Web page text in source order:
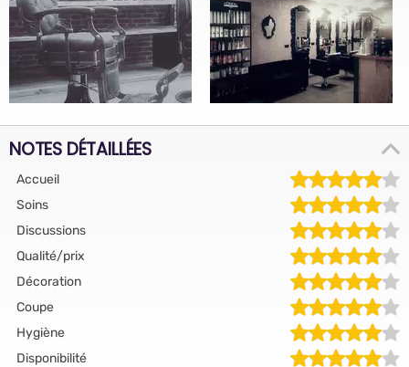
NOTES DÉTAILLÉES
Accueil
Soins
Discussions
Qualité/prix
Décoration
Coupe
Hygiène
Disponibilité